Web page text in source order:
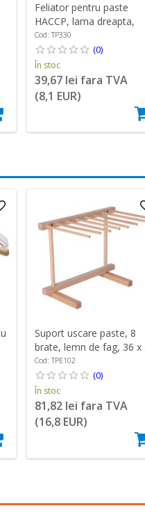
Feliator pentru paste
HACCP, lama dreapta,
latime 4 mm - Zokura
Cod: TP330
(0)
În stoc
39,67 lei fara TVA
(8,1 EUR)
Suport uscare paste, 8
brate, lemn de fag, 36 x
cm - Zokura
Cod: TPE102
(0)
În stoc
81,82 lei fara TVA
(16,8 EUR)